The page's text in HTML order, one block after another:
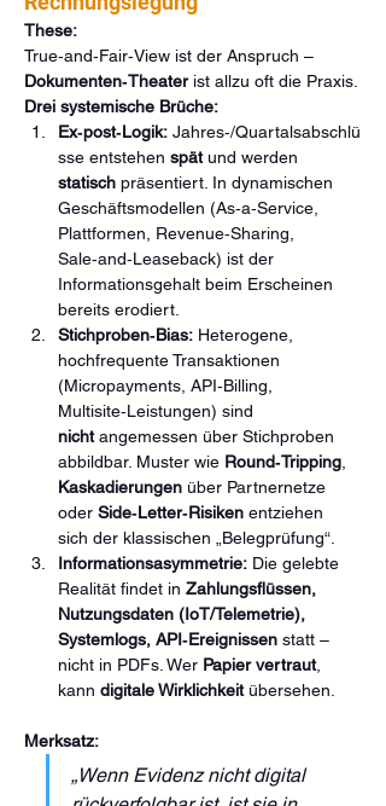
These:
True‑and‑Fair‑View ist der Anspruch –
Dokumenten‑Theater ist allzu oft die Praxis.
Drei systemische Brüche:
Ex‑post‑Logik: Jahres‑/Quartalsabschlü
sse entstehen spät und werden
statisch präsentiert. In dynamischen
Geschäftsmodellen (As‑a‑Service,
Plattformen, Revenue‑Sharing,
Sale‑and‑Leaseback) ist der
Informationsgehalt beim Erscheinen
bereits erodiert.
Stichproben‑Bias: Heterogene,
hochfrequente Transaktionen
(Micropayments, API‑Billing,
Multisite‑Leistungen) sind
nicht angemessen über Stichproben
abbildbar. Muster wie Round‑Tripping
Kaskadierungen über Partnernetze
oder Side‑Letter‑Risiken entziehen
sich der klassischen „Belegprüfung“.
Informationsasymmetrie: Die gelebte
Realität findet in Zahlungsflüssen,
Nutzungsdaten (IoT/Telemetrie),
Systemlogs, API‑Ereignissen statt –
nicht in PDFs. Wer Papier vertraut,
kann digitale Wirklichkeit übersehen.
Merksatz:
„Wenn Evidenz nicht digital